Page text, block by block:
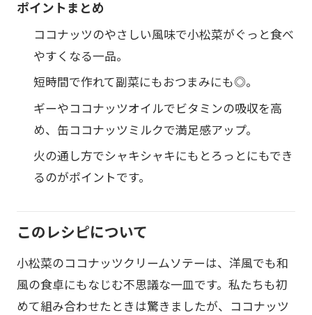
ポイントまとめ
ココナッツのやさしい風味で小松菜がぐっと食べ
やすくなる一品。
短時間で作れて副菜にもおつまみにも◎。
ギーやココナッツオイルでビタミンの吸収を高
め、缶ココナッツミルクで満足感アップ。
火の通し方でシャキシャキにもとろっとにもでき
るのがポイントです。
このレシピについて
小松菜のココナッツクリームソテーは、洋風でも和
風の食卓にもなじむ不思議な一皿です。私たちも初
めて組み合わせたときは驚きましたが、ココナッツ